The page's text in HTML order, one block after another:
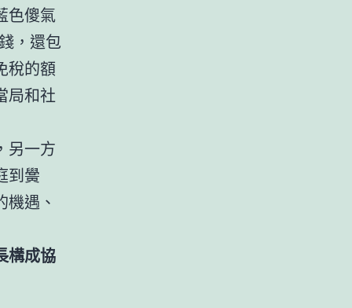
色傻氣
，還包
稅的額
局和社
另一方
到黌
遇、
構成協